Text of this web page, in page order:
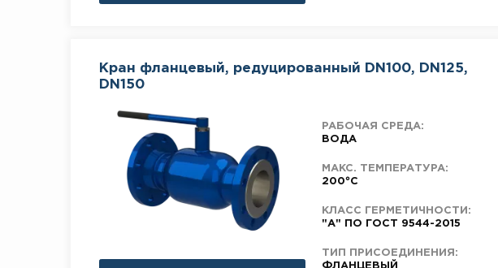
Кран фланцевый, редуцированный DN100, DN125,
DN150
РАБОЧАЯ СРЕДА:
ВОДА
МАКС. ТЕМПЕРАТУРА:
200°C
КЛАСС ГЕРМЕТИЧНОСТИ:
"А" ПО ГОСТ 9544-2015
ТИП ПРИСОЕДИНЕНИЯ:
ФЛАНЦЕВЫЙ